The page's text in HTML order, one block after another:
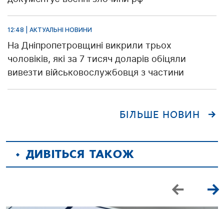
12:48 | АКТУАЛЬНІ НОВИНИ
На Дніпропетровщині викрили трьох
чоловіків, які за 7 тисяч доларів обіцяли
вивезти військовослужбовця з частини
БІЛЬШЕ НОВИН
ДИВІТЬСЯ ТАКОЖ